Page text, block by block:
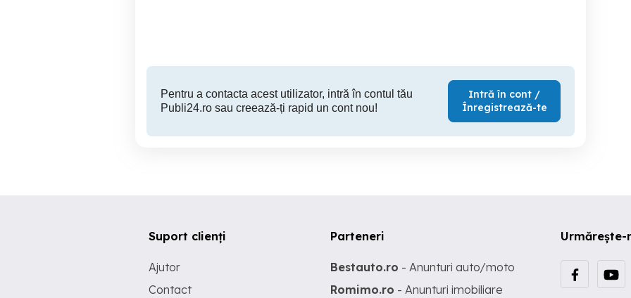
Pentru a contacta acest utilizator, intră în contul tău
Publi24.ro sau creează-ți rapid un cont nou!
Intră în cont /
Înregistrează-te
Urmărește-
Suport clienți
Ajutor
Contact
Parteneri
Bestauto.ro - Anunturi auto/moto
Romimo.ro - Anunturi imobiliare